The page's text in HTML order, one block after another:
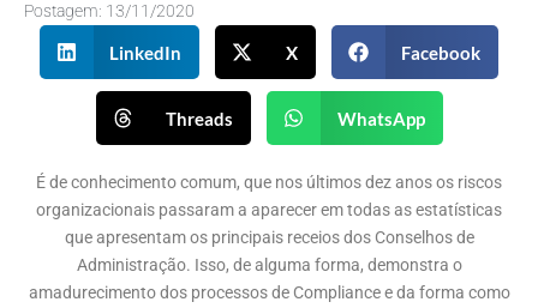
Postagem: 13/11/2020
LinkedIn X Facebook
Threads WhatsApp
É de conhecimento comum, que nos últimos dez anos os riscos
organizacionais passaram a aparecer em todas as estatísticas
que apresentam os principais receios dos Conselhos de
Administração. Isso, de alguma forma, demonstra o
amadurecimento dos processos de Compliance e da forma como